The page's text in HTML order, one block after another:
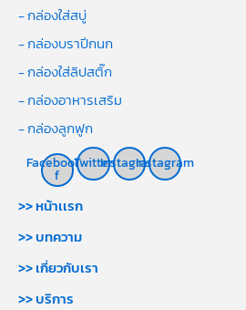
- กล่องใส่สบู่
- กล่องบราปีกนก
- กล่องใส่ลิปสติ๊ก
- กล่องอาหารเสริม
- กล่องลูกฟูก
Facebook-
f
TwitterInstagramInstagram
>> หน้าเเรก
>> บทความ
>> เกี่ยวกับเรา
>> บริการ